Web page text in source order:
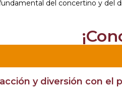
del concertino y del
y diversión con el